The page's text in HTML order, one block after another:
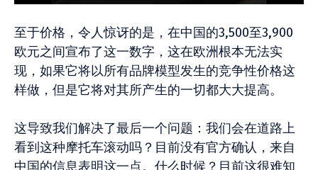
至于价格，令人惊讶的是，在中国的3,500至3,900
欧元之间宣布了这一数字，这在欧洲根本无法实
现，如果它将以所有品牌模型发生的竞争性价格这
样做，但是它将对其所产生的一切都大大提高。
这导致我们解决了最后一个问题：我们会在道路上
看到这种摩托车滚动吗？目前没有官方确认，来自
中国的信息表明这一点。什么时候？目前这很难知